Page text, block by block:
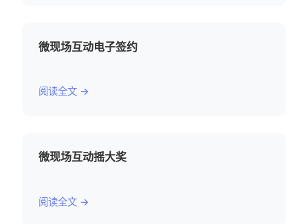
微现场互动电子签约
阅读全文 →
微现场互动摇大奖
阅读全文 →